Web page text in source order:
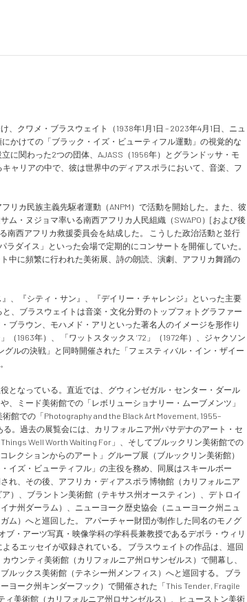
クワメ・ブラスウェイト（1938年1月1日 – 2023年4月1日、ニュ
かけての「ブラック・イズ・ビューティフル運動」の視覚的な
に関わった2つの団体、AJASS（1956年）とグランドッサ・モ
ャリアの中で、彼は世界中のディアスポラにおいて、音楽、フ
リカ民族主義先駆者運動（ANPM）で活動を開始した。また、彼
ム・ヌジョマ率いる南西アフリカ人民組織（SWAPO）[および後
南西アフリカ救援委員会を結成した。 こうした政治活動と並行
ダイス」といった会場で定期的にコンサートを開催していた。
中に頻繁に行われた美術展、詩の朗読、演劇、アフリカ舞踊の
、『シティ・サン』、『デイリー・チャレンジ』といった主要
、ブラスウェイトは音楽・文化分野のトップフォトグラファー
ブラウン、モハメド・アリといった著名人のイメージを形作り
1963年）、 「ワットスタックス ’72」（1972年）、ジャクソン
ルの決戦」と同時開催された「フェスティバル・イン・ザイー
となっている。直近では、グウィンゼガル・センター・ダール
ミード美術館での「レボリューショナリー・ムーブメンツ」
館での「Photography and the Black Art Movement, 1955–
。過去の展覧会には、カリフォルニア州パサデナのアート・セ
Well Worth Waiting For」、そしてブルックリン美術館での
レクションからのアート」グループ展（ブルックリン美術館）
イズ・ビューティフル」の主役を務め、同展はスキールボー
れ、その後、アフリカ・ディアスポラ博物館（カリフォルニア
）、ブラントン美術館（テキサス州オースティン）、デトロイ
ナ州ダーラム）、ニューヨーク歴史協会（ニューヨーク州ニュ
ム）へと巡回した。 アパーチャー財団が制作した同名のモノグ
・アーツ写真・映像学科の学科長兼教授であるデボラ・ウィリ
るエッセイが収録されている。 ブラスウェイトの作品は、巡回
ウンティ美術館（カリフォルニア州ロサンゼルス）で開幕し、
ルックス美術館（テネシー州メンフィス）へと巡回する。 ブラ
ヨーク州キンダーフック）で開催された「This Tender, Fragile
美術館（カリフォルニア州ロサンゼルス）、ヒューストン美術